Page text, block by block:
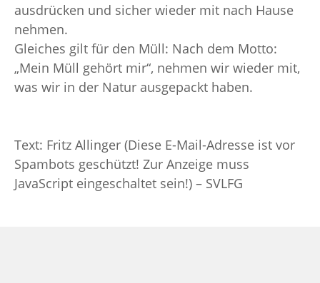
ausdrücken und sicher wieder mit nach Hause
nehmen.
Gleiches gilt für den Müll: Nach dem Motto:
„Mein Müll gehört mir“, nehmen wir wieder mit,
was wir in der Natur ausgepackt haben.
Text: Fritz Allinger (Diese E-Mail-Adresse ist vor
Spambots geschützt! Zur Anzeige muss
JavaScript eingeschaltet sein!) – SVLFG